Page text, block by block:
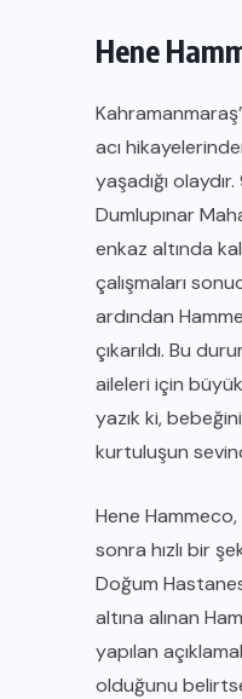
Hene
acı
yaşadığı
Dumlupınar
enkaz altında
çalışmaları
ardından
çıkarıldı. Bu
aileleri için
yazık ki,
kurtuluşun
Hene Hammeco,
sonra hızlı bir
Doğum
altına alınan
yapılan
olduğunu